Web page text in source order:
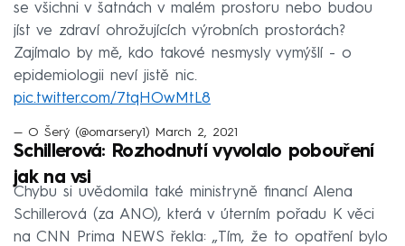
se všichni v šatnách v malém prostoru nebo budou
jíst ve zdraví ohrožujících výrobních prostorách?
Zajímalo by mě, kdo takové nesmysly vymýšlí - o
epidemiologii neví jistě nic.
pic.twitter.com/7tqHOwMtL8
— O Šerý (@omarsery1) March 2, 2021
Schillerová: Rozhodnutí vyvolalo pobouření
jak na vsi
Chybu si uvědomila také ministryně financí Alena
Schillerová (za ANO), která v úterním pořadu K věci
na CNN Prima NEWS řekla: „Tím, že to opatření bylo